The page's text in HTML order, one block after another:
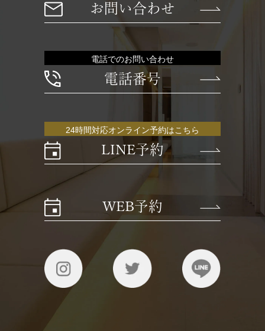
お問い合わせ
電話でのお問い合わせ
電話番号
24時間対応オンライン予約はこちら
LINE予約
WEB予約